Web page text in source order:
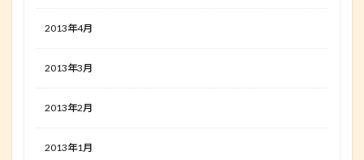
2013年4月
2013年3月
2013年2月
2013年1月